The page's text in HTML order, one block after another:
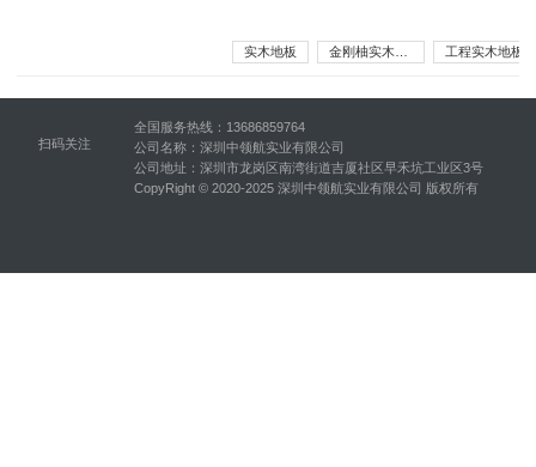
实木地板 工程实木地板
扫码关注
全国服务热线：13686859764
公司名称：深圳中领航实业有限公司
公司地址：深圳市龙岗区南湾街道吉厦社区早禾坑工业区3号
CopyRight © 2020-2025 深圳中领航实业有限公司 版权所有